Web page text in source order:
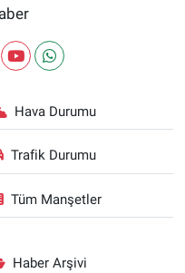
Hava Durumu
Trafik Durumu
Tüm Manşetler
Haber Arşivi